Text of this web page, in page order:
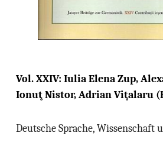
Vol. XXIV: Iulia Elena Zup,
Ionuţ Nistor, Adrian Viţalaru
Deutsche Sprache, Wissenschaft